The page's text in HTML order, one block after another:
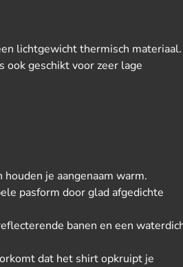
lichtgewicht thermisch materiaal.
ook geschikt voor zeer lage
je aangenaam warm.
pasform door glad afgedichte
banen en een
dat het shirt opkruipt je